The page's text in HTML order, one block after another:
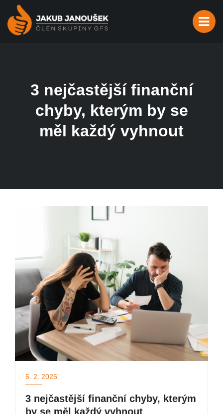
3 nejčastější finanční
chyby, kterým by se
měl každý vyhnout
5. 2. 2025
3 nejčastější finanční chyby, kterým
by se měl každý vyhnout